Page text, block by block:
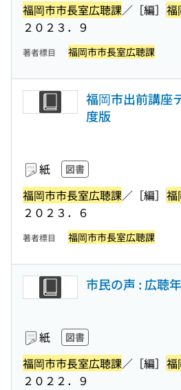
福岡市市長室広聴課／［編］ 福
２０２３．９
著者標目 福岡市市長室広聴課
福岡市出前講座
度版
紙 図書
福岡市市長室広聴課／［編］ 福
２０２３．６
著者標目 福岡市市長室広聴課
市民の声 : 広聴
紙 図書
福岡市市長室広聴課／［編］ 福
２０２２．９